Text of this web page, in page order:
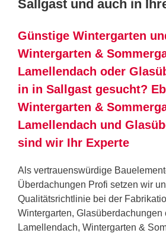
Sallgast und auch in
Günstige Wintergarten
Wintergarten &
Lamellendach oder
in in Sallgast gesucht?
Wintergarten &
Lamellendach und
sind wir Ihr Experte
Als vertrauenswürdige
Überdachungen Profi setzen wir
Qualitätsrichtlinie bei der
Wintergarten, Glasüberdachungen
Lamellendach, Wintergarten &